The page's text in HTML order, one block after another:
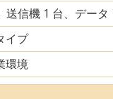
送信機 1 台、デー
イプ
環境